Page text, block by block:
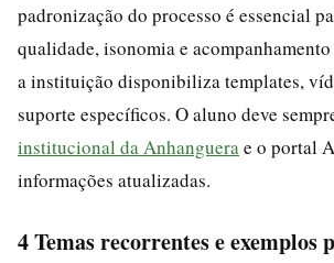
padronização do processo é essencial
qualidade, isonomia e
a instituição disponibiliza templates,
suporte específicos. O aluno deve
institucional da Anhanguera e o portal
informações atualizadas.
4 Temas recorrentes e exemplos